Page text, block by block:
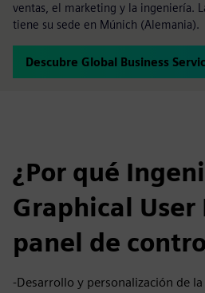
ventas, el marketing y la ingeniería.
tiene su sede en Múnich (Alemania).
Descubre Global Business
¿Por qué
Graphical
panel de
-Desarrollo y personalización de